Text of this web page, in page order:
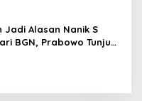
Jadi Alasan Nanik S
BGN, Prabowo Tunjuk